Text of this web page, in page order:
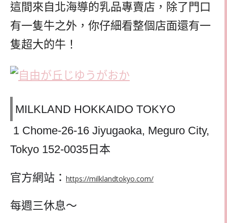
這間來自北海導的乳品專賣店，除了門口
有一隻牛之外，你仔細看整個店面還有一
隻超大的牛！
MILKLAND HOKKAIDO TOKYO
1 Chome-26-16 Jiyugaoka, Meguro City,
Tokyo 152-0035日本
官方網站： https://milklandtokyo.com/
每週三休息～